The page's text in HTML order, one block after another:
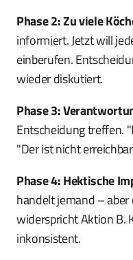
Phase 2: Zu viele
informiert. Jetzt will
einberufen.
wieder diskutiert.
Phase 3:
Entscheidung treffen.
"Der ist nicht
Phase 4: Hektische
handelt jemand –
widerspricht Aktion B.
inkonsistent.